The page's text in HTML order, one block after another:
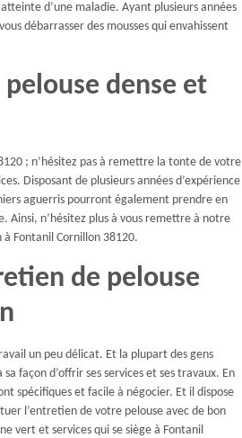
d’une maladie. Ayant plusieurs années
débarrasser des mousses qui envahissent
dense et
; n’hésitez pas à remettre la tonte de votre
Disposant de plusieurs années d’expérience
aguerris pourront également prendre en
Ainsi, n’hésitez plus à vous remettre à notre
Fontanil Cornillon 38120.
de pelouse
un peu délicat. Et la plupart des gens
façon d’offrir ses services et ses travaux. En
spécifiques et facile à négocier. Et il dispose
l’entretien de votre pelouse avec de bon
vert et services qui se siège à Fontanil